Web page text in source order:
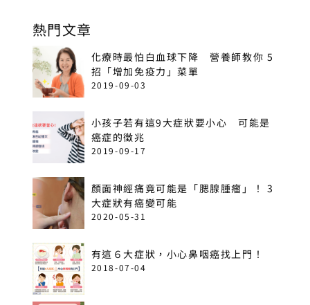
熱門文章
化療時最怕白血球下降 營養師教你 5
招「增加免疫力」菜單
2019-09-03
小孩子若有這9大症狀要小心 可能是
癌症的徵兆
2019-09-17
顏面神經痛竟可能是「腮腺腫瘤」！ 3
大症狀有癌變可能
2020-05-31
有這６大症狀，小心鼻咽癌找上門！
2018-07-04